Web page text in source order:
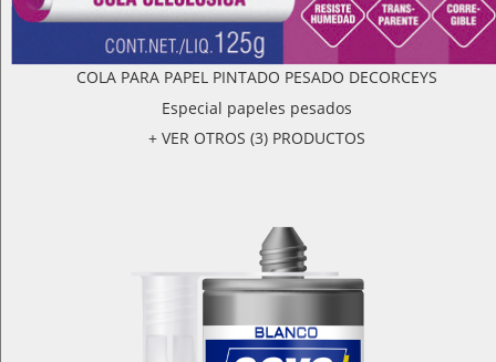
COLA PARA PAPEL PINTADO PESADO DECORCEYS
Especial papeles pesados
+ VER OTROS (3) PRODUCTOS